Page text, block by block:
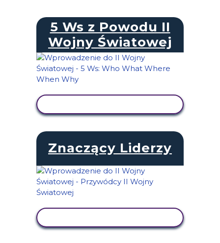
5 Ws z Powodu II
Wojny Światowej
Znaczący Liderzy